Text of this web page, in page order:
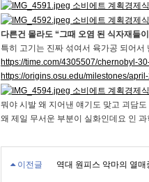
다른건 몰라도 “그때 오염 된 식자재들
특히 고기는 진짜 섞여서 육가공 되어서
https://time.com/4305507/chernobyl-
https://origins.osu.edu/milestones/
뭐야 시발 왜 지어낸 얘기도 맞고 괴담도
왜 제일 무서운 부분이 실화인데요 인
이전글 역대 원피스 악마의 열